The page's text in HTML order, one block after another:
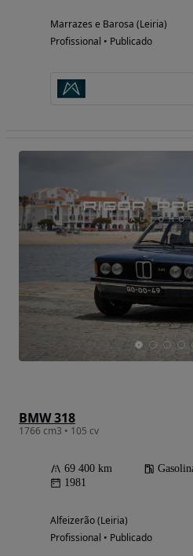
Marrazes e Barosa (Leiria)
Profissional • Publicado
BMW 318
1766 cm3 • 105 cv
69 400 km
1981
Alfeizerão (Leiria)
Profissional • Publicado